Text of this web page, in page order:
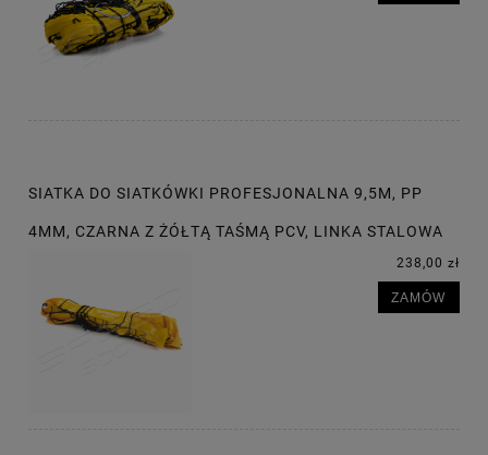
SIATKA DO SIATKÓWKI PROFESJONALNA 9,5M, PP
4MM, CZARNA Z ŻÓŁTĄ TAŚMĄ PCV, LINKA STALOWA
238,00 zł
ZAMÓW